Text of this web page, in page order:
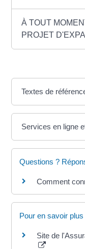
À TOUT
PROJET
Textes de
Services en ligne
Questions ?
Comment
Pour en savoir plus
Site de